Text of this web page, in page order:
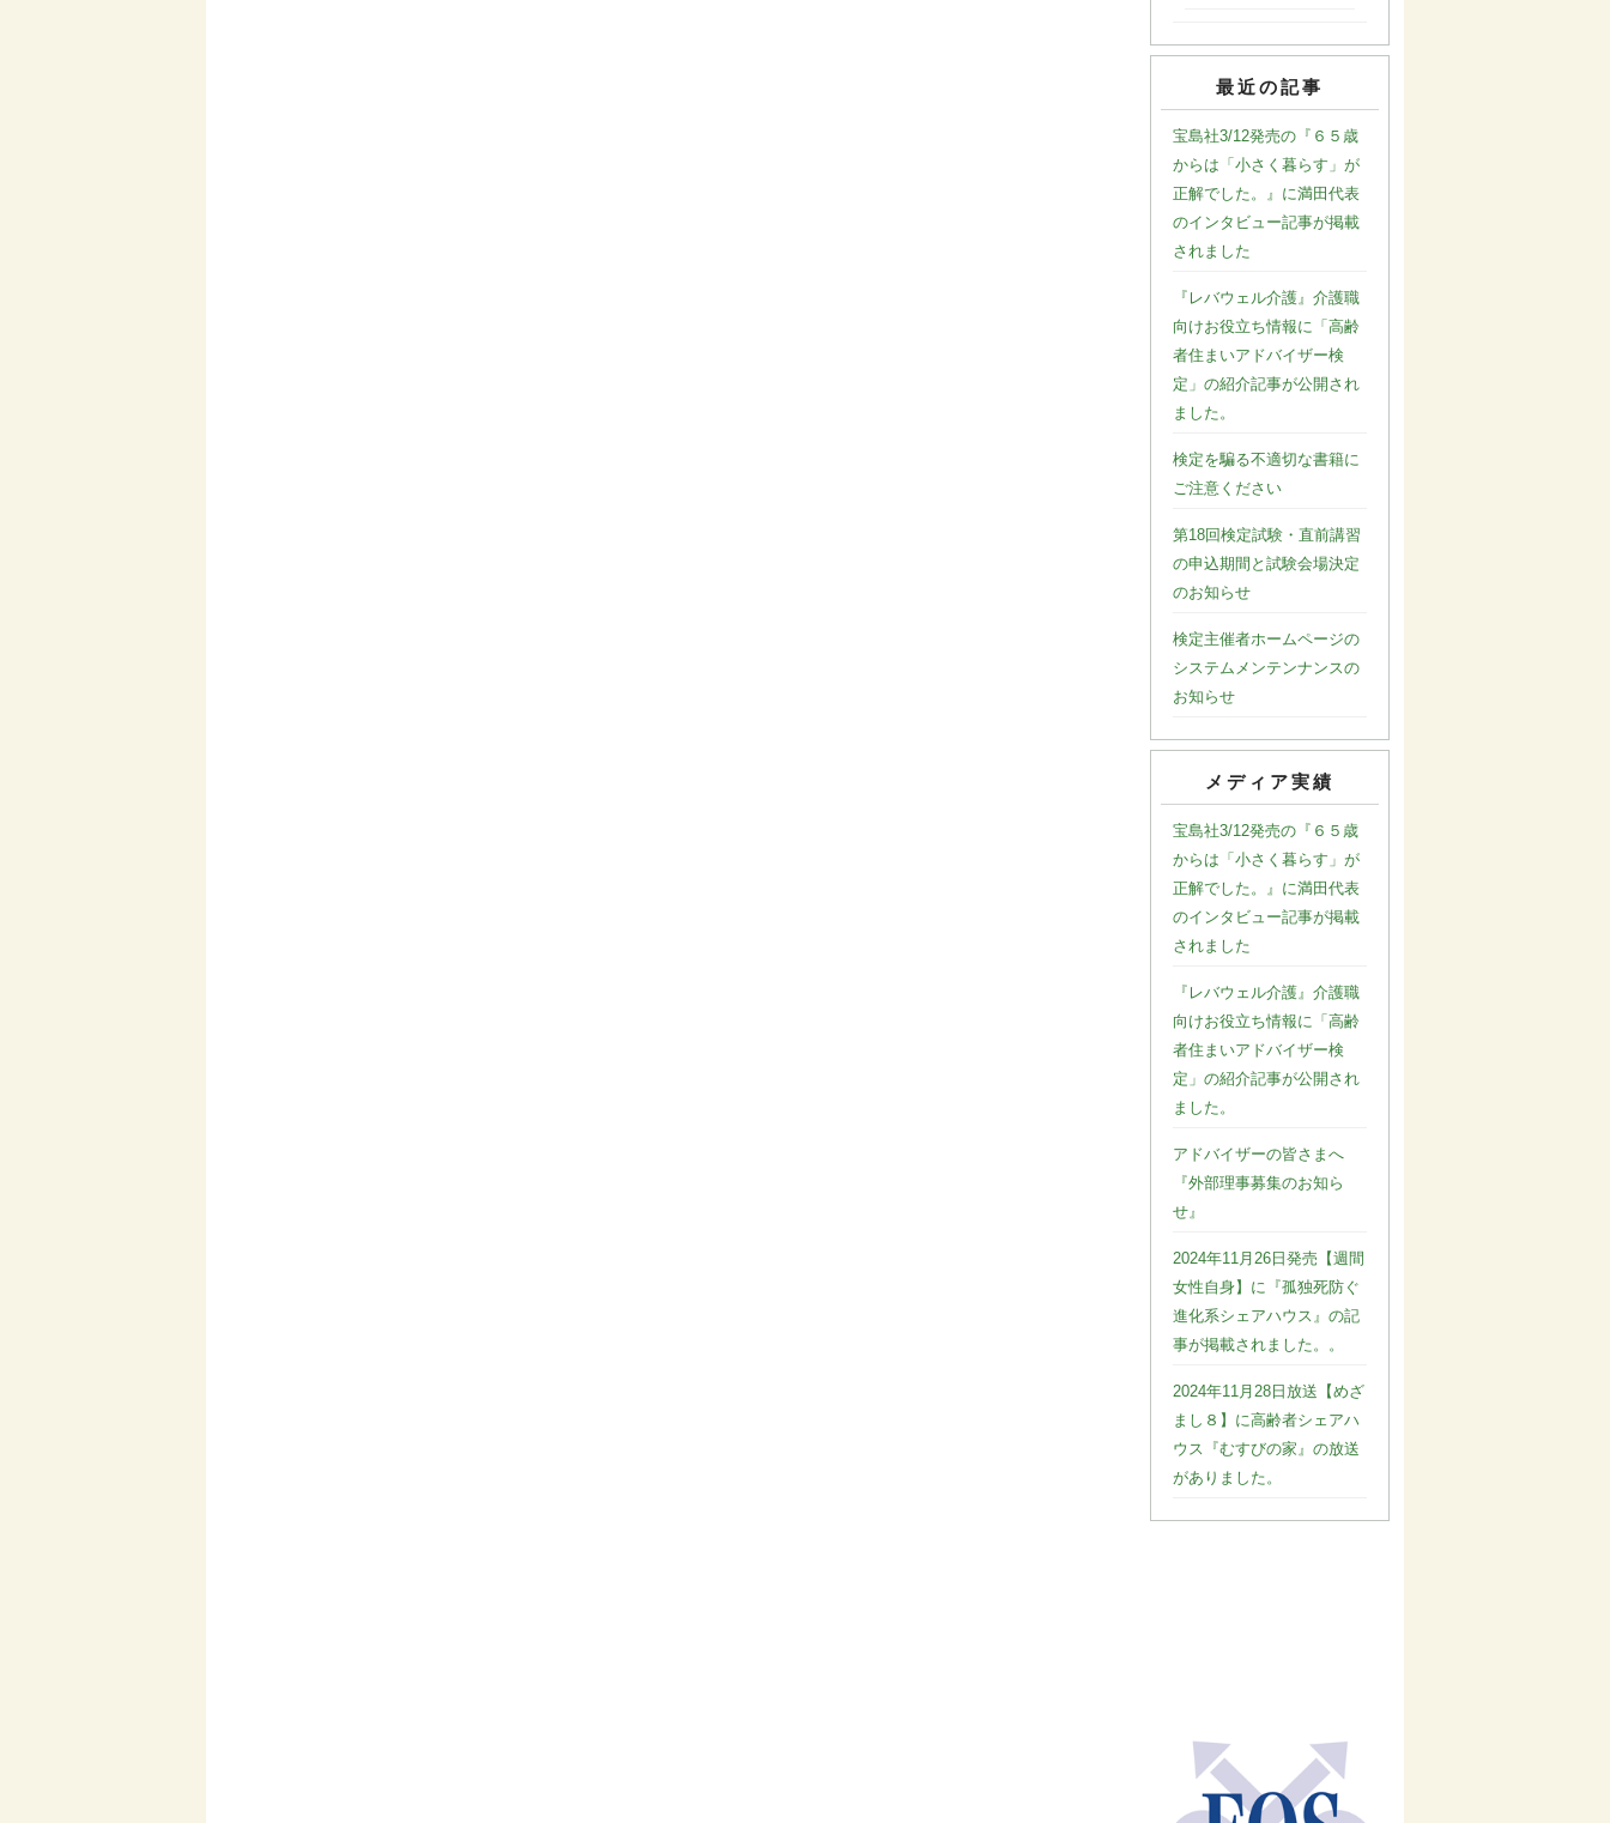
最近の記事
宝島社3/12発売の『６５歳
からは「小さく暮らす」が
正解でした。』に満田代表
のインタビュー記事が掲載
されました
『レバウェル介護』介護職
向けお役立ち情報に「高齢
者住まいアドバイザー検
定」の紹介記事が公開され
ました。
検定を騙る不適切な書籍に
ご注意ください
第18回検定試験・直前講習
の申込期間と試験会場決定
のお知らせ
検定主催者ホームページの
システムメンテンナンスの
お知らせ
メディア実績
宝島社3/12発売の『６５歳
からは「小さく暮らす」が
正解でした。』に満田代表
のインタビュー記事が掲載
されました
『レバウェル介護』介護職
向けお役立ち情報に「高齢
者住まいアドバイザー検
定」の紹介記事が公開され
ました。
アドバイザーの皆さまへ
『外部理事募集のお知ら
せ』
2024年11月26日発売【週間
女性自身】に『孤独死防ぐ
進化系シェアハウス』の記
事が掲載されました。。
2024年11月28日放送【めざ
まし８】に高齢者シェアハ
ウス『むすびの家』の放送
がありました。